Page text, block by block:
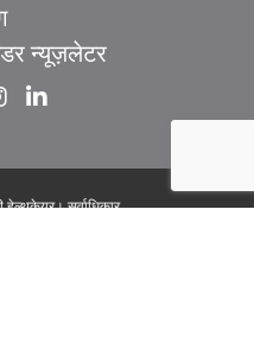
न्यूज़लेटर
सर्वाधिकार